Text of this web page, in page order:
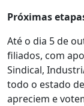
Próximas
Até o dia 5 de
filiados, com
Sindical,
todo o estado
apreciem e